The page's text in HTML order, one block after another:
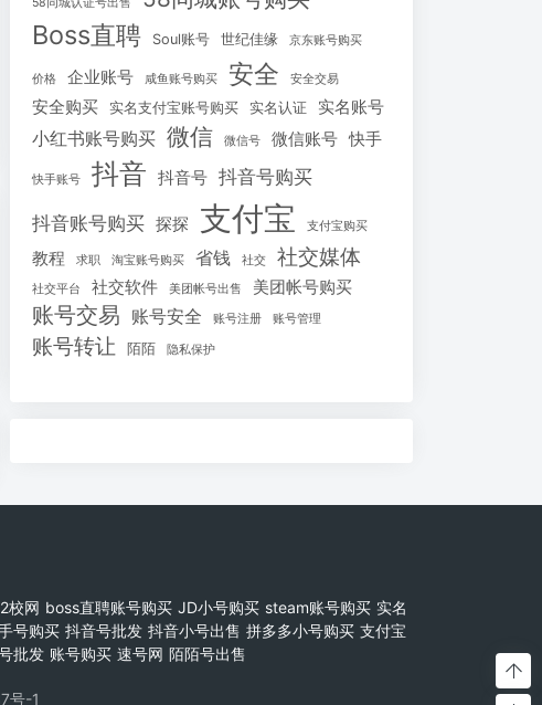
Boss直聘 Soul账号 世纪佳缘 京东账号购买
价格 企业账号 咸鱼账号购买 安全 安全交易
安全购买 实名支付宝账号购买 实名认证 实名账号
小红书账号购买 微信 微信号 微信账号 快手
快手账号 抖音 抖音号 抖音号购买
抖音账号购买 探探 支付宝 支付宝购买
教程 求职 淘宝账号购买 省钱 社交 社交媒体
社交平台 社交软件 美团帐号出售 美团帐号购买
账号交易 账号安全 账号注册 账号管理
账号转让 陌陌 隐私保护
校网 boss直聘账号购买 JD小号购买 steam账号购买 实名
号购买 抖音号批发 抖音小号出售 拼多多小号购买 支付宝
批发 账号购买 速号网 陌陌号出售
号-1